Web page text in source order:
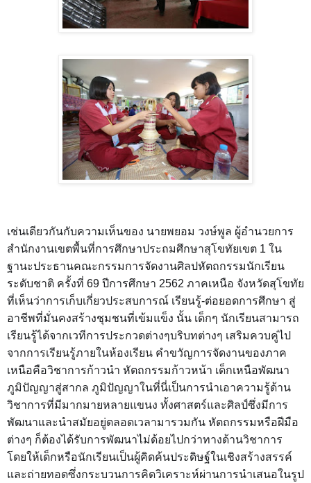
เช่นเดียวกันกับความเห็นของ นายพยอม วงษ์พูล ผู้อำนวยการ
สำนักงานเขตพื้นที่การศึกษาประถมศึกษาสุโขทัยเขต 1 ใน
ฐานะประธานคณะกรรมการจัดงานศิลปหัตถกรรมนักเรียน
ระดับชาติ ครั้งที่ 69 ปีการศึกษา 2562 ภาคเหนือ จังหวัดสุโขทัย
ที่เห็นว่าการเก็บเกี่ยวประสบการณ์ เรียนรู้-ต่อยอดการศึกษา สู่
อาชีพที่มั่นคงสร้างชุมชนที่เข้มแข็ง นั้น เด็กๆ นักเรียนสามารถ
เรียนรู้ได้จากเวทีการประกวดต่างๆบริบทต่างๆ เสริมควบคู่ไป
จากการเรียนรู้ภายในห้องเรียน คำขวัญการจัดงานของภาค
เหนือคือวิชาการก้าวนำ หัตถกรรมก้าวหน้า เด็กเหนือพัฒนา
ภูมิปัญญาสู่สากล ภูมิปัญญาในที่นี่เป็นการนำเอาความรู้ด้าน
วิชาการที่มีมากมายหลายแขนง ทั้งศาสตร์และศิลป์ซึ่งมีการ
พัฒนาและนำสมัยอยู่ตลอดเวลามารวมกัน หัตถกรรมหรือฝีมือ
ต่างๆ ก็ต้องได้รับการพัฒนาไม่ด้อยไปกว่าทางด้านวิชาการ
โดยให้เด็กหรือนักเรียนเป็นผู้คิดค้นประดิษฐ์ในเชิงสร้างสรรค์
และถ่ายทอดซึ่งกระบวนการคิดวิเคราะห์ผ่านการนำเสนอในรูป